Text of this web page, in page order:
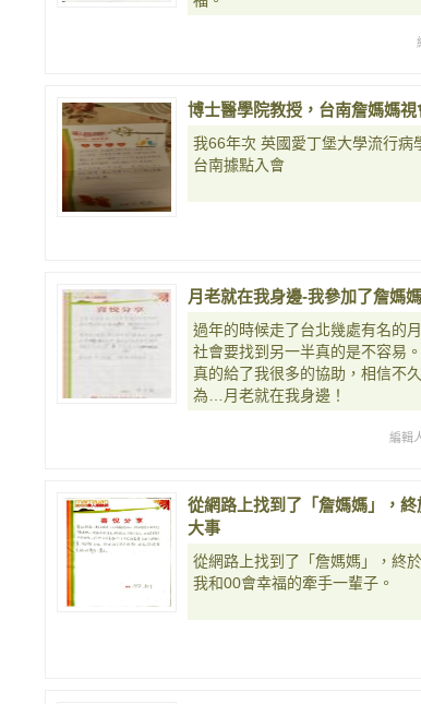
博士醫學院教授，台南詹媽媽視
我66年次 英國愛丁堡大學流行病
台南據點入會
月老就在我身邊-我參加了詹媽
過年的時候走了台北幾處有名的
社會要找到另一半真的是不容易
真的給了我很多的協助，相信不
為…月老就在我身邊！
編輯
從網路上找到了「詹媽媽」，
大事
從網路上找到了「詹媽媽」，終
我和00會幸福的牽手一輩子。